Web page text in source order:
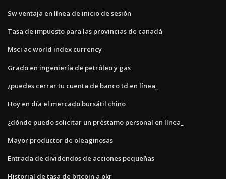
Sw ventaja en línea de inicio de sesión
Tasa de impuesto para las provincias de canadá
Msci ac world index currency
Grado en ingeniería de petróleo y gas
¿puedes cerrar tu cuenta de banco td en línea_
Hoy en día el mercado bursátil chino
¿dónde puedo solicitar un préstamo personal en línea_
Mayor productor de oleaginosas
Entrada de dividendos de acciones pequeñas
Historial de tasa de bitcoin a pkr